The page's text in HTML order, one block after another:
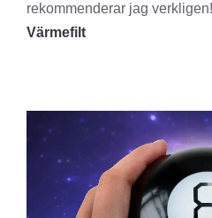
rekommenderar jag
Värmefilt